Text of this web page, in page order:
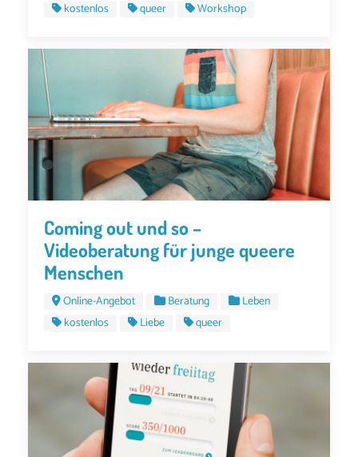
kostenlos queer Workshop
Coming out und so –
Videoberatung für junge queere
Menschen
Online-Angebot Beratung
Leben
kostenlos
Liebe queer